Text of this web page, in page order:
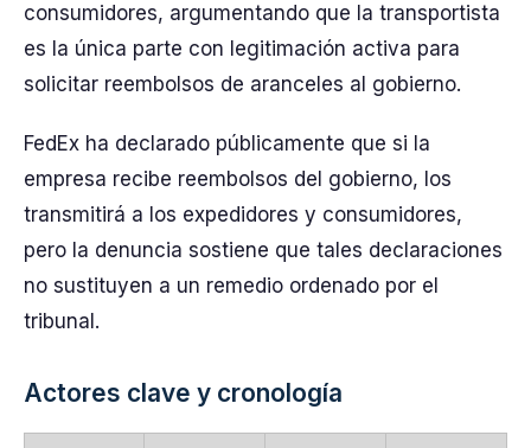
consumidores, argumentando que la transportista
es la única parte con legitimación activa para
solicitar reembolsos de aranceles al gobierno.
FedEx ha declarado públicamente que si la
empresa recibe reembolsos del gobierno, los
transmitirá a los expedidores y consumidores,
pero la denuncia sostiene que tales declaraciones
no sustituyen a un remedio ordenado por el
tribunal.
Actores clave y cronología